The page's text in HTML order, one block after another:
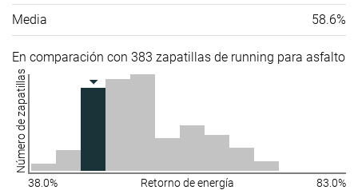
Media 58.6%
En comparación con 383 zapatillas de running para asfalto
Número de zapatillas
38.0% Retorno de energía 83.0%